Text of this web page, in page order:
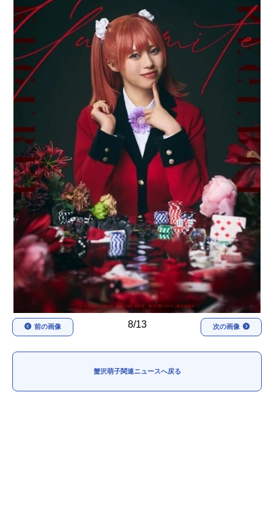
アニメ映画一覧
今期アニメ曜日別一覧
春アニメ 夏アニメ
秋アニメ 冬アニメ
男性声優/女性声優一覧
FOLLOW US
8/13
前の画像 次の画像
蟹沢萌子関連ニュースへ戻る